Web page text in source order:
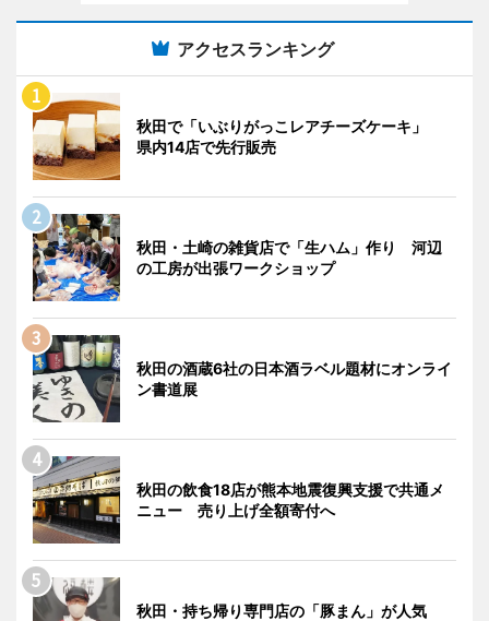
アクセスランキング
秋田で「いぶりがっこレアチーズケーキ」
県内14店で先行販売
秋田・土崎の雑貨店で「生ハム」作り 河辺
の工房が出張ワークショップ
秋田の酒蔵6社の日本酒ラベル題材にオンライ
ン書道展
秋田の飲食18店が熊本地震復興支援で共通メ
ニュー 売り上げ全額寄付へ
秋田・持ち帰り専門店の「豚まん」が人気